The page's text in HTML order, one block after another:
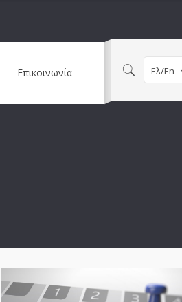
Επικοινωνία Ελ/En